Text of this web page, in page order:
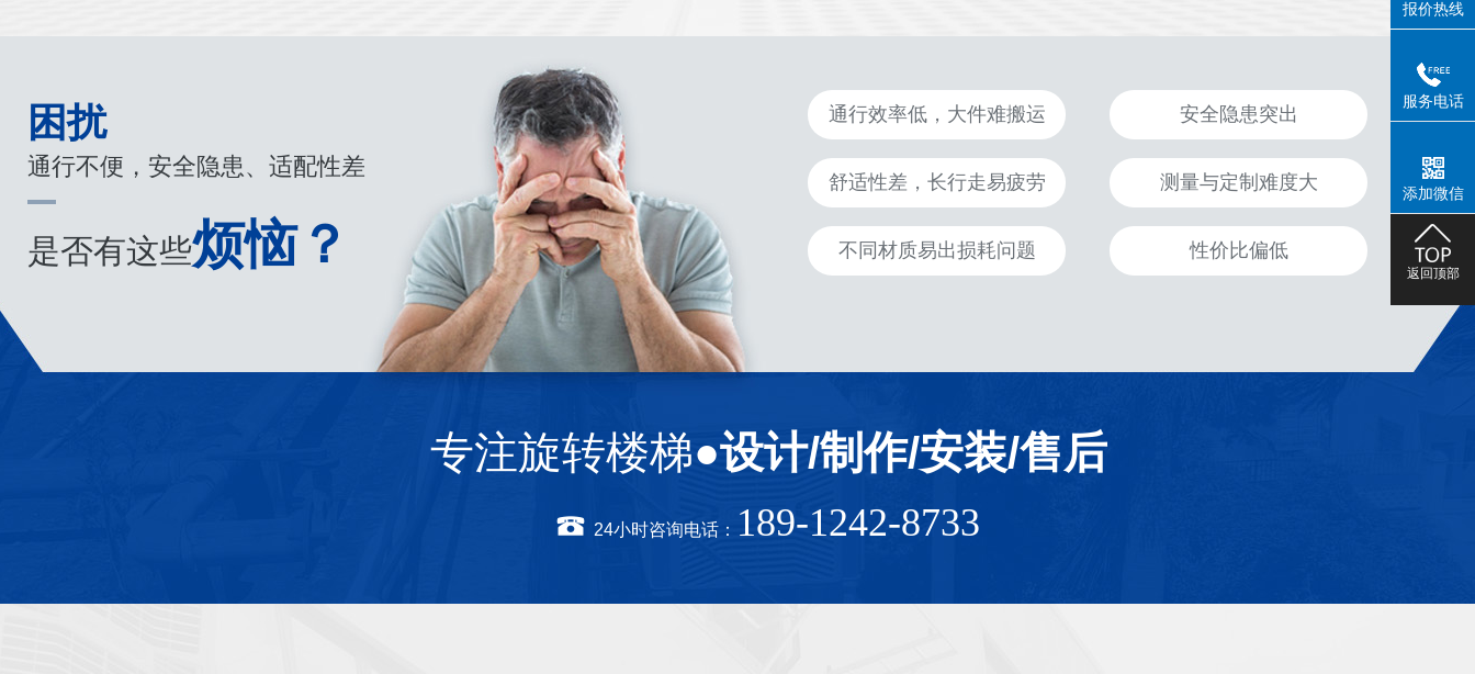
困扰
通行不便，安全隐患、适配性差
是否有这些烦恼？
通行效率低，大件难搬运 安全隐患突出
舒适性差，长行走易疲劳 测量与定制难度大
不同材质易出损耗问题 性价比偏低
专注旋转楼梯●设计/制作/安装/售后
24小时咨询电话： 189-1242-8733
报价热线
服务电话
添加微信
返回顶部